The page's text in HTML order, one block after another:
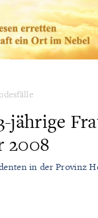
jährige
2008
in der Provinz